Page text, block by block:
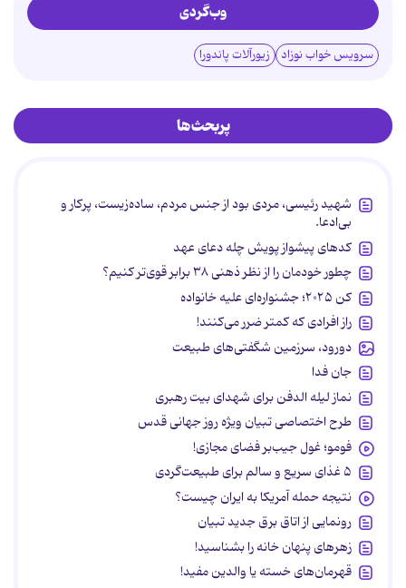
وب‌گردی
سرویس خواب نوزاد زیورآلات پاندورا
پربحث‌ها
شهید رئیسی، مردی بود از جنس مردم، ساده‌زیست، پرکار و
بی‌ادعا.
کدهای پیشواز پویش چله دعای عهد
چطور خودمان را از نظر ذهنی ۳۸ برابر قوی‌تر کنیم؟
کن ۲۰۲۵؛ جشنواره‌ای علیه خانواده
راز افرادی که کمتر ضرر می‌کنند!
دورود، سرزمین شگفتی‌های طبیعت
جان فدا
نماز لیله الدفن برای شهدای بیت رهبری
طرح اختصاصی تبیان ویژه روز جهانی قدس
فومو؛ غول جیب‌بر فضای مجازی!
۵ غذای سریع و سالم برای طبیعت‌گردی
نتیجه حمله آمریکا به ایران چیست؟
رونمایی از اتاق برق جدید تبیان
زهرهای پنهان خانه را بشناسید!
قهرمان‌های خسته یا والدین مفید!